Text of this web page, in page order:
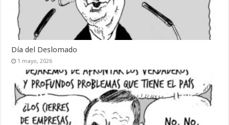
Día del Deslomado
1 mayo, 2026